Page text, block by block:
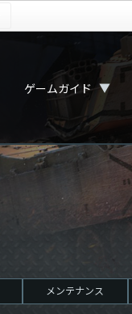
ゲームガイド ▼
メンテナンス